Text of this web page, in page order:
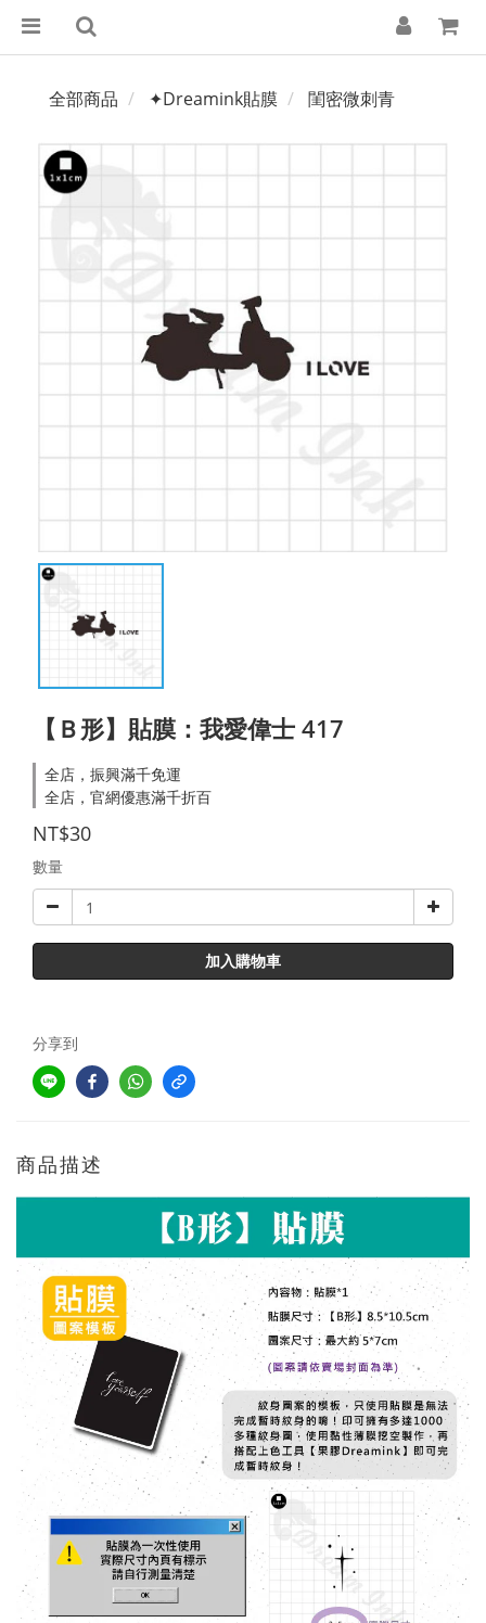
全部商品 ✦Dreamink貼膜 閨密微刺青
【Ｂ形】貼膜：我愛偉士 417
全店，振興滿千免運
全店，官網優惠滿千折百
NT$30
數量
加入購物車
分享到
商品描述